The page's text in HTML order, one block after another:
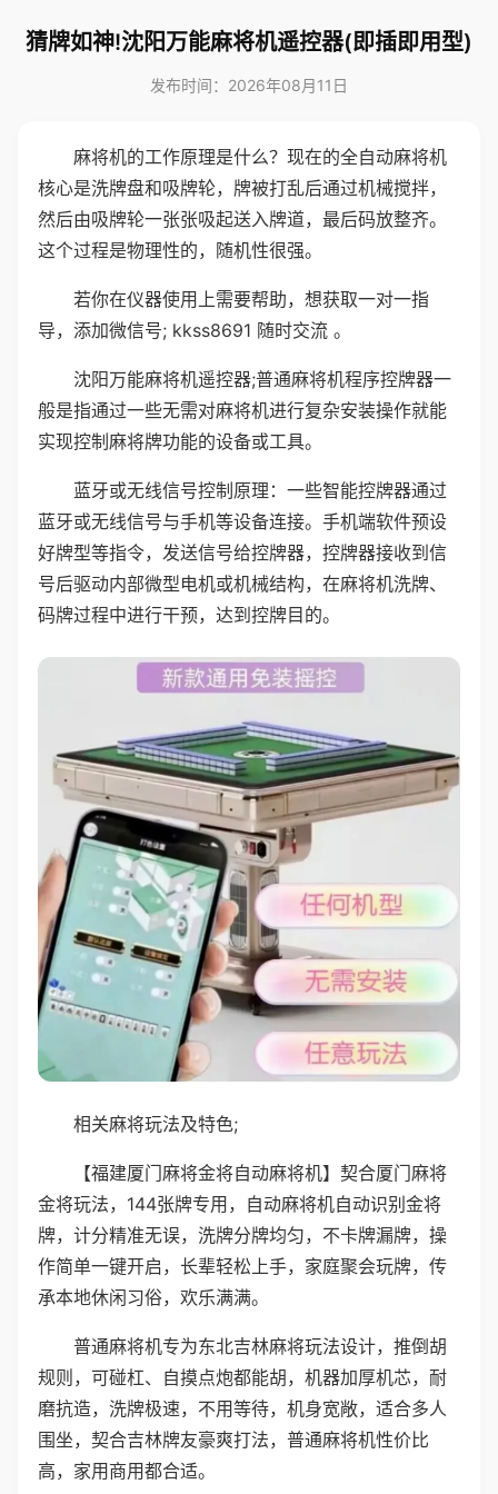
猜牌如神!沈阳万能麻将机遥控器(即插即用型)
发布时间：2026年08月11日
麻将机的工作原理是什么？现在的全自动麻将机
核心是洗牌盘和吸牌轮，牌被打乱后通过机械搅拌，
然后由吸牌轮一张张吸起送入牌道，最后码放整齐。
这个过程是物理性的，随机性很强。
若你在仪器使用上需要帮助，想获取一对一指
导，添加微信号; kkss8691 随时交流 。
沈阳万能麻将机遥控器;普通麻将机程序控牌器一
般是指通过一些无需对麻将机进行复杂安装操作就能
实现控制麻将牌功能的设备或工具。
蓝牙或无线信号控制原理：一些智能控牌器通过
蓝牙或无线信号与手机等设备连接。手机端软件预设
好牌型等指令，发送信号给控牌器，控牌器接收到信
号后驱动内部微型电机或机械结构，在麻将机洗牌、
码牌过程中进行干预，达到控牌目的。
相关麻将玩法及特色;
【福建厦门麻将金将自动麻将机】契合厦门麻将
金将玩法，144张牌专用，自动麻将机自动识别金将
牌，计分精准无误，洗牌分牌均匀，不卡牌漏牌，操
作简单一键开启，长辈轻松上手，家庭聚会玩牌，传
承本地休闲习俗，欢乐满满。
普通麻将机专为东北吉林麻将玩法设计，推倒胡
规则，可碰杠、自摸点炮都能胡，机器加厚机芯，耐
磨抗造，洗牌极速，不用等待，机身宽敞，适合多人
围坐，契合吉林牌友豪爽打法，普通麻将机性价比
高，家用商用都合适。